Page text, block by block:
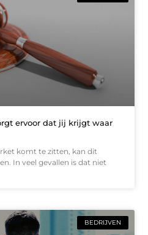
ervoor dat jij krijgt waar
komt te zitten, kan dit
In veel gevallen is dat niet
BEDRIJVEN